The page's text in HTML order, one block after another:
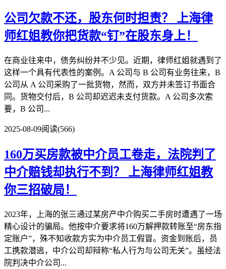
公司欠款不还，股东何时担责？ 上海律
师红姐教你把货款“钉”在股东身上！
在商业往来中，债务纠纷并不少见。近期，律师红姐就遇到了
这样一个具有代表性的案例。A 公司与 B 公司有业务往来，B
公司从 A 公司采购了一批货物，然而，双方并未签订书面合
同。货物交付后，B 公司却迟迟未支付货款。A 公司多次索
要，B 公司...
2025-08-09阅读(566)
160万买房款被中介员工卷走，法院判了
中介赔钱却执行不到？ 上海律师红姐教
你三招破局！
2023年，上海的张三通过某房产中介购买二手房时遭遇了一场
精心设计的骗局。他按中介要求将160万解押款转账至“房东指
定账户”，殊不知收款方实为中介员工假冒。资金到账后，员
工携款潜逃，中介公司却辩称“私人行为与公司无关”。虽经法
院判决中介公司...